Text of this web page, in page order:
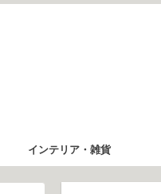
インテリア・雑貨